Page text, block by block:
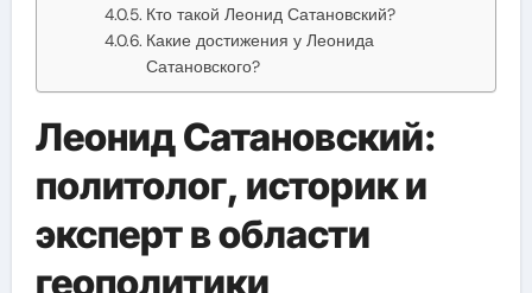
Кто такой Леонид Сатановский?
Какие достижения у Леонида
Сатановского?
Леонид Сатановский:
политолог, историк и
эксперт в области
геополитики